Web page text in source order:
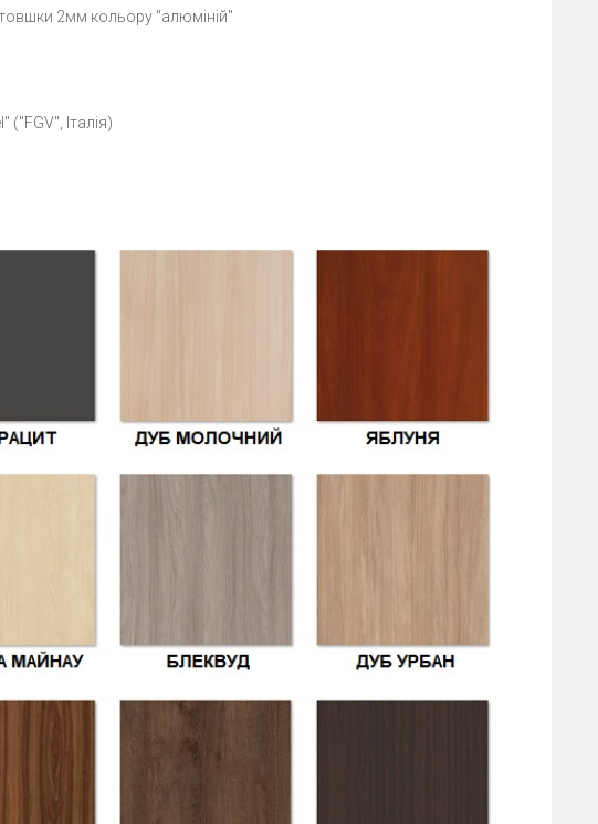
2мм кольору "алюміній"
Італія)